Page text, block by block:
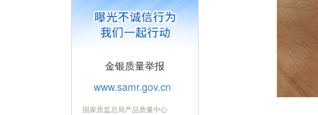
金银质量举报
www.samr.gov.cn
国家质监总局产品质量中心